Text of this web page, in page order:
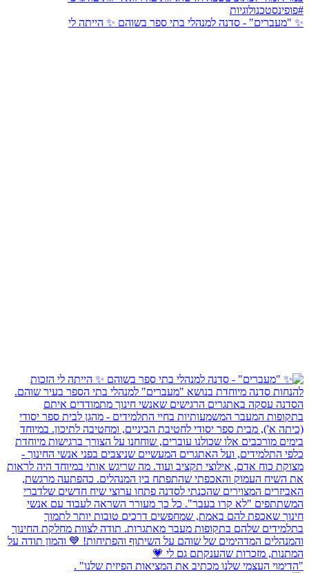
✨ "מעברים" - סדנה למנהלי בתי ספר בשוהם ✨ הייתה לי
"הדימוי העצמי שלנו מכתיב את המציאות הפיזית שלנו" .